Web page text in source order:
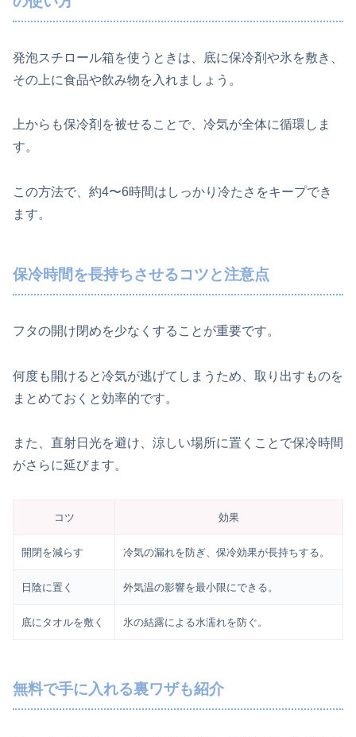
発泡スチロール箱を使うときは、底に保冷剤や氷を敷き、
その上に食品や飲み物を入れましょう。
上からも保冷剤を被せることで、冷気が全体に循環しま
す。
この方法で、約4〜6時間はしっかり冷たさをキープでき
ます。
保冷時間を長持ちさせるコツと注意点
フタの開け閉めを少なくすることが重要です。
何度も開けると冷気が逃げてしまうため、取り出すものを
まとめておくと効率的です。
また、直射日光を避け、涼しい場所に置くことで保冷時間
がさらに延びます。
コツ 効果
開閉を減らす 冷気の漏れを防ぎ、保冷効果が長持ちする。
日陰に置く 外気温の影響を最小限にできる。
底にタオルを敷く 氷の結露による水濡れを防ぐ。
無料で手に入れる裏ワザも紹介